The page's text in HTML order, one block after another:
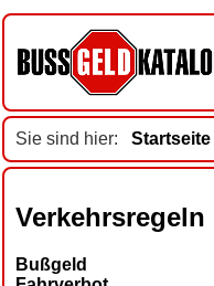
Sie sind hier: Startseite
Verkehrsregeln
Bußgeld